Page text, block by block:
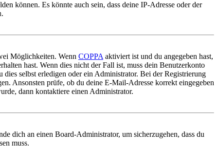
können. Es könnte auch sein, dass deine IP-Adresse oder der
Möglichkeiten. Wenn COPPA aktiviert ist und du angegeben hast,
hast. Wenn dies nicht der Fall ist, muss dein Benutzerkonto
selbst erledigen oder ein Administrator. Bei der Registrierung
Ansonsten prüfe, ob du deine E-Mail-Adresse korrekt eingegeben
dann kontaktiere einen Administrator.
dich an einen Board-Administrator, um sicherzugehen, dass du
muss.